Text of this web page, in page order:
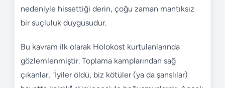
nedeniyle hissettiği derin, çoğu zaman mantıksız
bir suçluluk duygusudur.
Bu kavram ilk olarak Holokost kurtulanlarında
gözlemlenmiştir. Toplama kamplarından sağ
çıkanlar, "İyiler öldü, biz kötüler (ya da şanslılar)